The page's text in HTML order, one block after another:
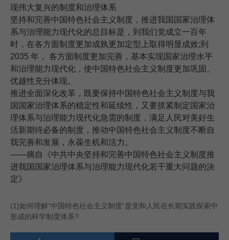
现伟大复兴的制度和治理体系
坚持和完善中国特色社会主义制度，推进我国国家治理体
系与治理能力现代化的总目标是，到我们党成立一百年
时，在各方面制度更加成孰更加定型上取得明显成效;到
2035 年， 各方面制度更加完善，基本实现国家治理水平
和治理能力现代化，使中国特色社会主义制度更加巩固、
优越性充分体现。
推进全面深化改革，既要保持中国特色社会主义制度与我
国国家治理体系的稳定性和延续性，又要抓紧制定国家治
理体系与治理能力现代化急需的制度，满足人民对美好生
活新期待必备的制度，推动中国特色社会主义制度不断自
我完善和发展，永葆生机和活力。
——摘自《中共中央坚持和完善中国特色社会主义制度推
进我国国家治理体系与治理能力现代化若干重大问题的決
定》
(1)如何理解“中国特色社会主义制度”是党和人民在长期实践探索中
形成的科学制度体系?